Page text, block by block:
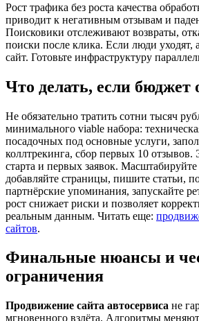
Рост трафика без роста качества
приводит к негативным отзывам и
Поисковики отслеживают возвраты,
поиски после клика. Если люди
сайт. Готовьте инфраструктуру
Что делать, если бюджет
Не обязательно тратить сотни тысяч
минимального viable набора:
посадочных под основные услуги,
коллтрекинга, сбор первых 10 отзывов.
старта и первых заявок.
добавляйте страницы, пишите статьи,
партнёрские упоминания, запускайте
рост снижает риски и позволяет
реальным данным. Читать еще:
сайтов.
Финальные нюансы и
ограничения
Продвижение сайта автосервиса не
мгновенного взлёта. Алгоритмы